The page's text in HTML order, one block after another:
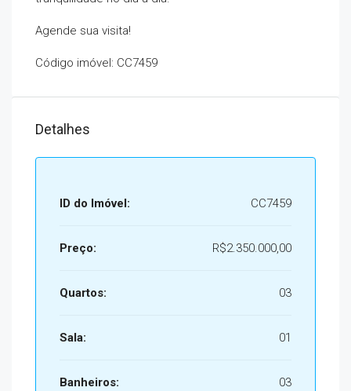
Agende sua visita!
Código imóvel: CC7459
Detalhes
ID do Imóvel: CC7459
Preço: R$2.350.000,00
Quartos: 03
Sala: 01
Banheiros: 03